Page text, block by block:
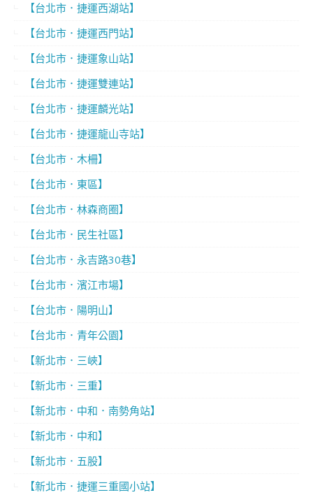
【台北市．捷運西湖站】
【台北市．捷運西門站】
【台北市．捷運象山站】
【台北市．捷運雙連站】
【台北市．捷運麟光站】
【台北市．捷運龍山寺站】
【台北市．木柵】
【台北市．東區】
【台北市．林森商圈】
【台北市．民生社區】
【台北市．永吉路30巷】
【台北市．濱江市場】
【台北市．陽明山】
【台北市．青年公園】
【新北市．三峽】
【新北市．三重】
【新北市．中和．南勢角站】
【新北市．中和】
【新北市．五股】
【新北市．捷運三重國小站】